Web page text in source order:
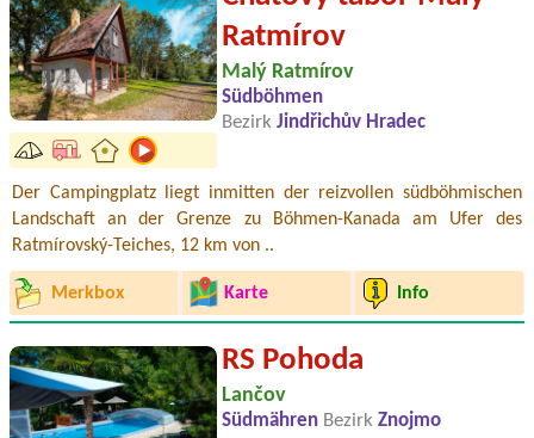
Ratmírov
Malý Ratmírov
Südböhmen
Bezirk Jindřichův Hradec
Der Campingplatz liegt inmitten der reizvollen südböhmischen
Landschaft an der Grenze zu Böhmen-Kanada am Ufer des
Ratmírovský-Teiches, 12 km von ..
Merkbox Karte Info
RS Pohoda
Lančov
Südmähren Bezirk Znojmo